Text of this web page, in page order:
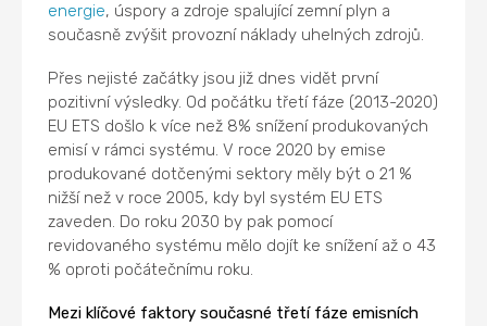
energie, úspory a zdroje spalující zemní plyn a
současně zvýšit provozní náklady uhelných zdrojů.
Přes nejisté začátky jsou již dnes vidět první
pozitivní výsledky. Od počátku třetí fáze (2013-2020)
EU ETS došlo k více než 8% snížení produkovaných
emisí v rámci systému. V roce 2020 by emise
produkované dotčenými sektory měly být o 21 %
nižší než v roce 2005, kdy byl systém EU ETS
zaveden. Do roku 2030 by pak pomocí
revidovaného systému mělo dojít ke snížení až o 43
% oproti počátečnímu roku.
Mezi klíčové faktory současné třetí fáze emisních